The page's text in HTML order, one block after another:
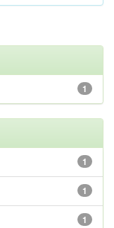
1
1
1
1